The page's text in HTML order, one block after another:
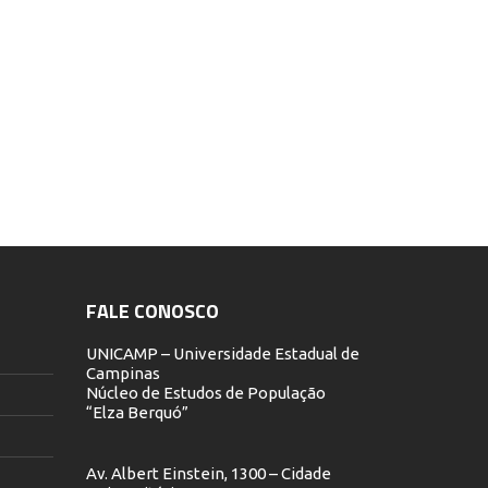
FALE CONOSCO
UNICAMP – Universidade Estadual de
Campinas
Núcleo de Estudos de População
“Elza Berquó”
Av. Albert Einstein, 1300 – Cidade